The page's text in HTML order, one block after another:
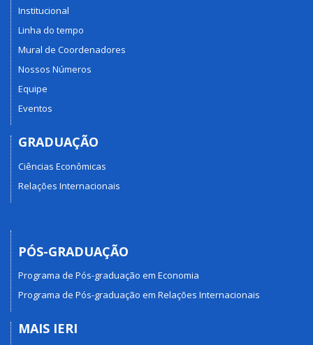
Institucional
Linha do tempo
Mural de Coordenadores
Nossos Números
Equipe
Eventos
GRADUAÇÃO
Ciências Econômicas
Relações Internacionais
PÓS-GRADUAÇÃO
Programa de Pós-graduação em Economia
Programa de Pós-graduação em Relações Internacionais
MAIS IERI